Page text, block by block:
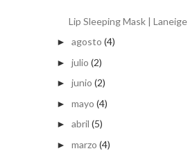
Lip Sleeping Mask | Laneige
► agosto (4)
► julio (2)
► junio (2)
► mayo (4)
► abril (5)
► marzo (4)